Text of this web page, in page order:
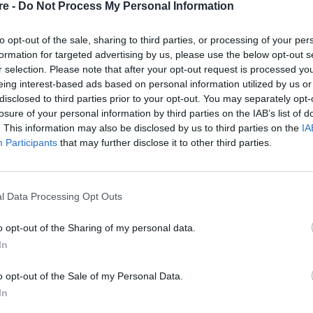
- Do Not Process My Personal Information
opt-out of the sale, sharing to third parties, or processing of your
for targeted advertising by us, please use the below opt-out
selection. Please note that after your opt-out request is processed
interest-based ads based on personal information utilized by us
to third parties prior to your opt-out. You may separately
of your personal information by third parties on the IAB’s list of
This information may also be disclosed by us to third parties on the
Participants that may further disclose it to other third parties.
Data Processing Opt Outs
opt-out of the Sharing of my personal data.
opt-out of the Sale of my Personal Data.
αρέσουν τα πολλά λόγια κι έτσι δεν
του, ωστόσο η σύντροφός του άφησε
κόκκινη καρδιά.
βαθιά, με διάφορους τρόπους πέραν της
ζωή τους.